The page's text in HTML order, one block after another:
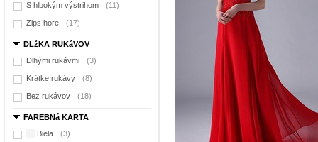
S hlbokým výstrihom (11)
Zips hore (17)
DLžKA RUKáVOV
Dlhými rukávmi
(3)
Krátke rukávy (8)
Bez rukávov (18)
FAREBNá KARTA
Biela
(3)